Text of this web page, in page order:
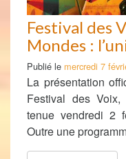
Festival des
Mondes :
Publié le mercredi 7
La présentation
Festival des
tenue vendredi 2
Outre une